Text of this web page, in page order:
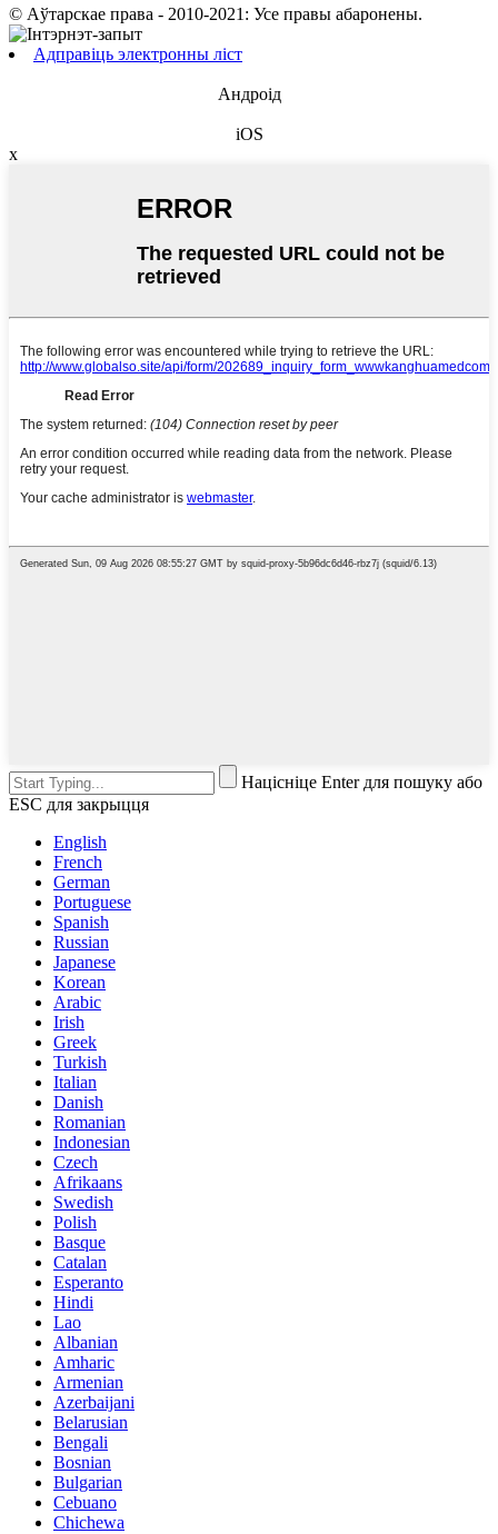
© Аўтарскае права - 2010-2021: Усе правы абаронены.
Адправіць электронны ліст
Андроід
iOS
x
Націсніце Enter для пошуку або
ESC для закрыцця
English
French
German
Portuguese
Spanish
Russian
Japanese
Korean
Arabic
Irish
Greek
Turkish
Italian
Danish
Romanian
Indonesian
Czech
Afrikaans
Swedish
Polish
Basque
Catalan
Esperanto
Hindi
Lao
Albanian
Amharic
Armenian
Azerbaijani
Belarusian
Bengali
Bosnian
Bulgarian
Cebuano
Chichewa